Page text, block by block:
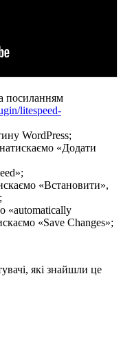
посиланням
litespeed-
WordPress;
«Додати
«Встановити»,
«automatically
«Save Changes»;
які знайшли це